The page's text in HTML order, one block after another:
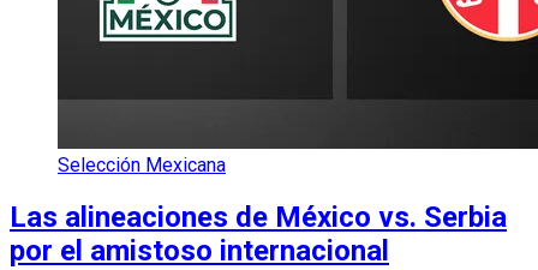
Selección Mexicana
Las alineaciones de México vs. Serbia
por el amistoso internacional